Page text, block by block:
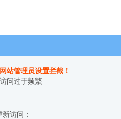
站管理员设置拦截！
问过于频繁
访问；